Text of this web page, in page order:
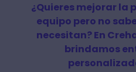
¿Quieres mejorar
equipo pero no
necesitan? En
brindamos